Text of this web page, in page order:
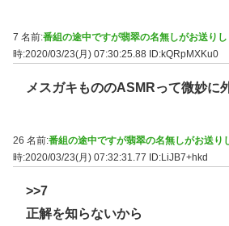
7 名前:番組の途中ですが翡翠の名無しがお送り
時:2020/03/23(月) 07:30:25.88 ID:kQRpMXKu0
メスガキもののASMRって微妙に
26 名前:番組の途中ですが翡翠の名無しがお送り
時:2020/03/23(月) 07:32:31.77
ID:LiJB7+hkd
>>7
正解を知らないから